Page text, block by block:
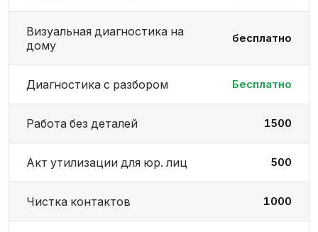
Визуальная диагностика на
дому
бесплатно
Диагностика с разбором Бесплатно
Работа без деталей 1500
Акт утилизации для юр. лиц 500
Чистка контактов 1000